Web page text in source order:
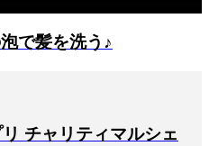
で髪を洗う♪
チャリティマルシェ